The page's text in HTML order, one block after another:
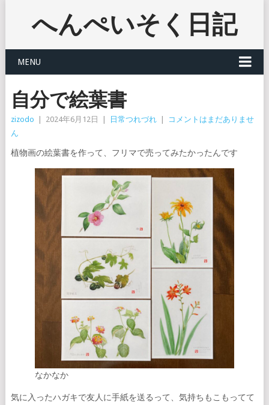
へんぺいそく日記
MENU
自分で絵葉書
zizodo 2024年6月12日 日常つれづれ
コメントはまだありませ
ん
植物画の絵葉書を作って、フリマで売ってみたかったんです
なかなか
気に入ったハガキで友人に手紙を送るって、気持ちもこもってて